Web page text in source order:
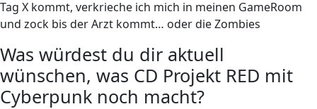
Tag X kommt, verkrieche ich mich in meinen GameRoom
und zock bis der Arzt kommt… oder die Zombies
Was würdest du dir aktuell
wünschen, was CD Projekt RED mit
Cyberpunk noch macht?